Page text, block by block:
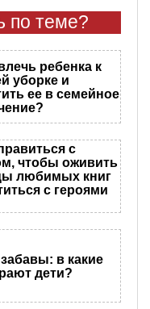
по теме?
ребенка к
уборке и
ее в семейное
с
чтобы оживить
любимых книг
с героями
в какие
дети?